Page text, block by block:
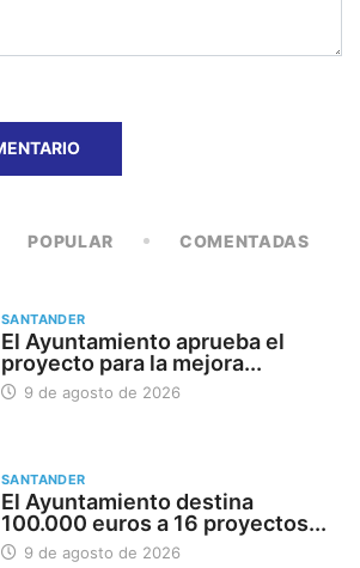
POPULAR COMENTADAS
SANTANDER
El Ayuntamiento aprueba el
proyecto para la mejora...
9 de agosto de 2026
SANTANDER
El Ayuntamiento destina
100.000 euros a 16 proyectos...
9 de agosto de 2026